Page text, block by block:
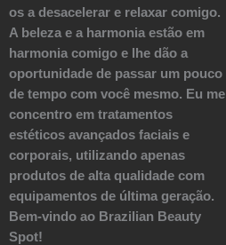
os a desacelerar e relaxar comigo.
A beleza e a harmonia estão em
harmonia comigo e lhe dão a
oportunidade de passar um pouco
de tempo com você mesmo. Eu me
concentro em tratamentos
estéticos avançados faciais e
corporais, utilizando apenas
produtos de alta qualidade com
equipamentos de última geração.
Bem-vindo ao Brazilian Beauty
Spot!